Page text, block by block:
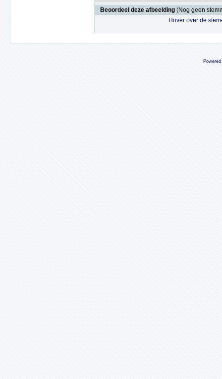
Beoordeel deze afbeelding (Nog geen
Hover over de